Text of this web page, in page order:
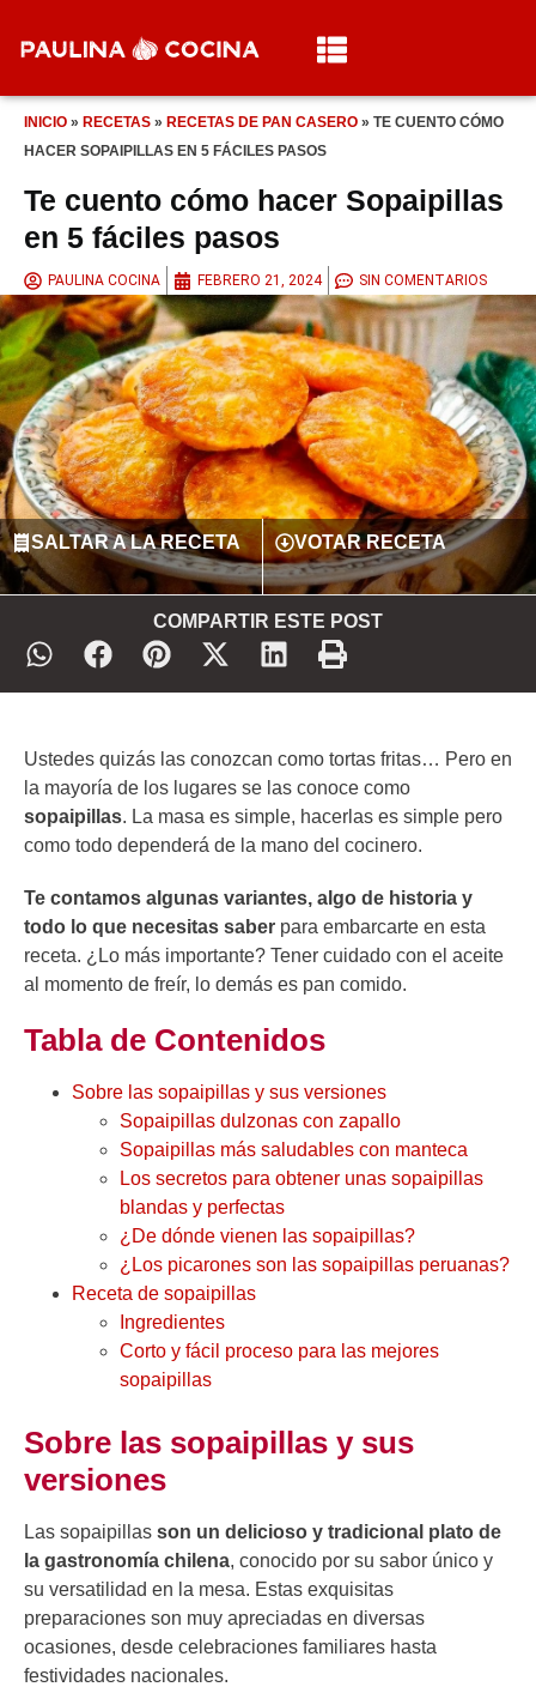
INICIO » RECETAS » RECETAS DE PAN CASERO » TE CUENTO CÓMO
HACER SOPAIPILLAS EN 5 FÁCILES PASOS
Te cuento cómo hacer Sopaipillas
en 5 fáciles pasos
PAULINA COCINA FEBRERO 21, 2024 SIN COMENTARIOS
SALTAR A LA RECETA VOTAR RECETA
COMPARTIR ESTE POST
Ustedes quizás las conozcan como tortas fritas… Pero en
la mayoría de los lugares se las conoce como
sopaipillas. La masa es simple, hacerlas es simple pero
como todo dependerá de la mano del cocinero.
Te contamos algunas variantes, algo de historia y
todo lo que necesitas saber para embarcarte en esta
receta. ¿Lo más importante? Tener cuidado con el aceite
al momento de freír, lo demás es pan comido.
Tabla de Contenidos
Sobre las sopaipillas y sus versiones
Sopaipillas dulzonas con zapallo
Sopaipillas más saludables con manteca
Los secretos para obtener unas sopaipillas
blandas y perfectas
¿De dónde vienen las sopaipillas?
¿Los picarones son las sopaipillas peruanas?
Receta de sopaipillas
Ingredientes
Corto y fácil proceso para las mejores
sopaipillas
Sobre las sopaipillas y sus
versiones
Las sopaipillas son un delicioso y tradicional plato de
la gastronomía chilena, conocido por su sabor único y
su versatilidad en la mesa. Estas exquisitas
preparaciones son muy apreciadas en diversas
ocasiones, desde celebraciones familiares hasta
festividades nacionales.